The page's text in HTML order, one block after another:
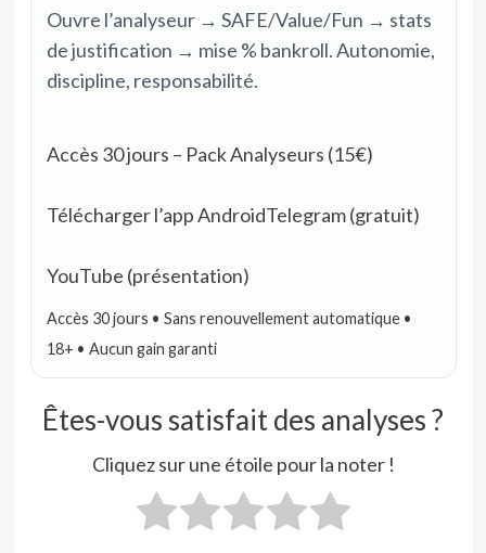
Ouvre l’analyseur → SAFE/Value/Fun → stats
de justification → mise % bankroll. Autonomie,
discipline, responsabilité.
Accès 30 jours – Pack Analyseurs (15€)
Télécharger l’app AndroidTelegram (gratuit)
YouTube (présentation)
Accès 30 jours • Sans renouvellement automatique •
18+ • Aucun gain garanti
Êtes-vous satisfait des analyses ?
Cliquez sur une étoile pour la noter !